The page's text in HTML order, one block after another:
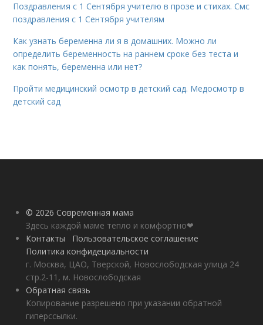
Поздравления с 1 Сентября учителю в прозе и стихах. Смс
поздравления с 1 Сентября учителям
Как узнать беременна ли я в домашних. Можно ли
определить беременность на раннем сроке без теста и
как понять, беременна или нет?
Пройти медицинский осмотр в детский сад. Медосмотр в
детский сад
© 2026 Современная мама
Здесь каждой маме тепло и комфортно❤
Контакты
Пользовательское соглашение
Политика конфидециальности
г. Москва, ЦАО, Тверской, Новослободская улица 24
стр.2-11, м. Новослободская
Обратная связь
Копирование разрешено при указании обратной
гиперссылки.